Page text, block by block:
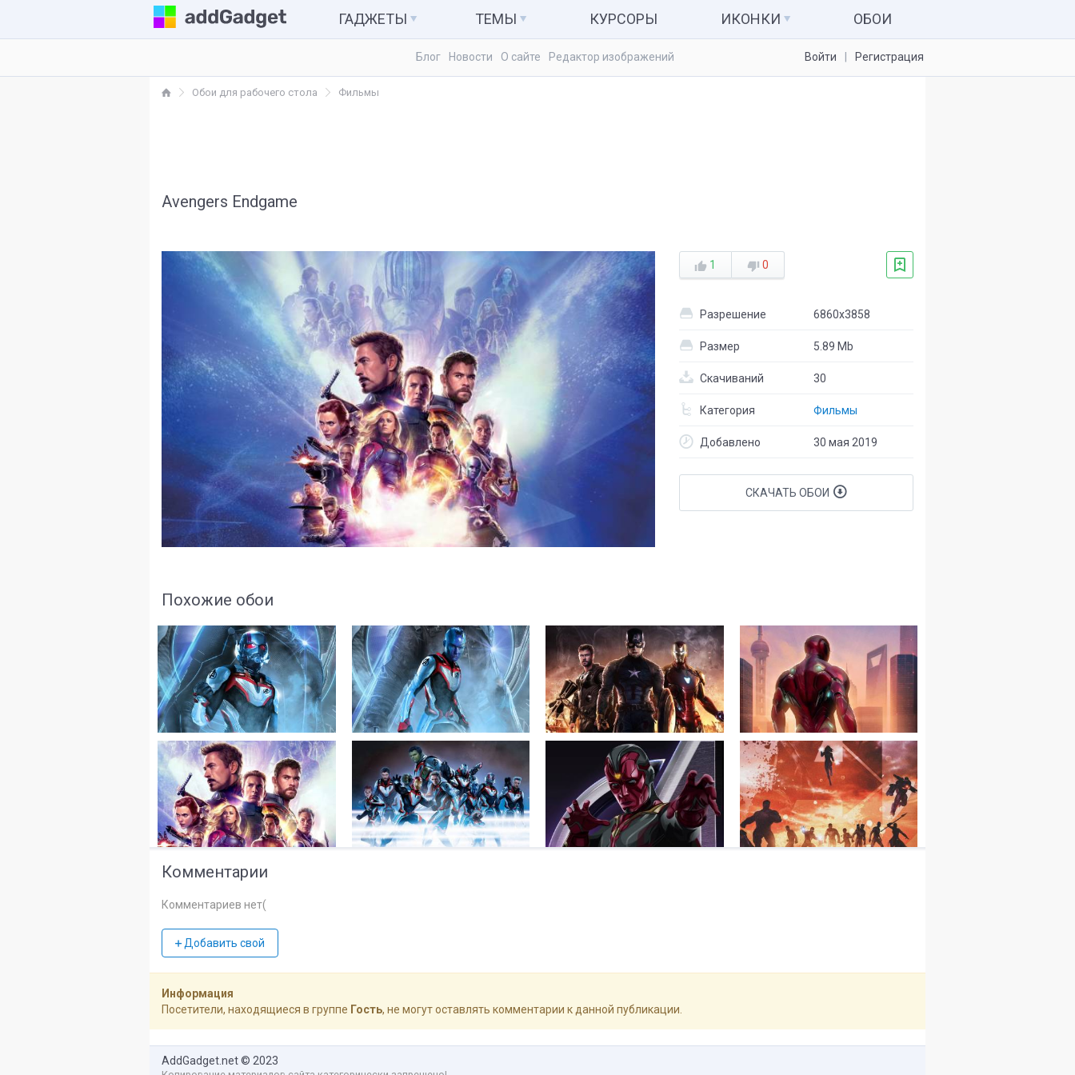
ГАДЖЕТЫ
Компьютер и система Календари
ТЕМЫ
Темы для Windows 7
КУРСОРЫ ИКОНКИ
Иконки для папок
ОБОИ
Блог Новости О сайте Редактор изображений Войти Регистрация
Обои для рабочего стола Фильмы
Avengers Endgame
1 0
Разрешение 6860x3858
Размер 5.89 Mb
Скачиваний 30
Категория Фильмы
Добавлено 30 мая 2019
СКАЧАТЬ ОБОИ
Похожие обои
Комментарии
Комментариев нет(
Добавить свой
Информация
Посетители, находящиеся в группе Гость, не могут оставлять комментарии к данной публикации.
AddGadget.net© 2023